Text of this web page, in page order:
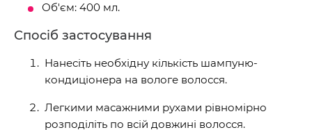
Об'єм: 400 мл.
Спосіб застосування
Нанесіть необхідну кількість шампуню-
кондиціонера на вологе волосся.
Легкими масажними рухами рівномірно
розподіліть по всій довжині волосся.